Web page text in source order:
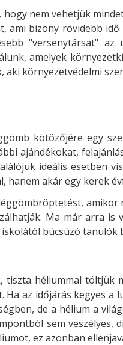
nem vehetjük
ami bizony rövidebb
"versenytársat"
amelyek
aki környezetvédelmi
kötözőjére egy
ajándékokat,
ideális esetben
hanem akár egy kerek
Ma már arra
búcsúzó tanulók
héliummal töltjük
az időjárás kegyes
de a hélium a
sem
ez azonban